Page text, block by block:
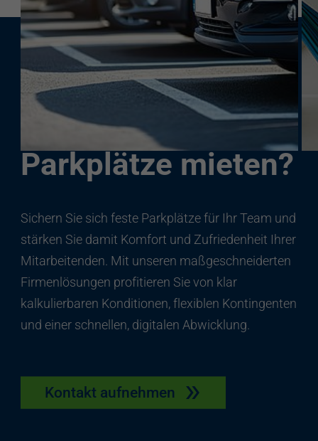
Sie möchten für
Ihre Mitarbeitende
Parkplätze mieten?
Sichern Sie sich feste Parkplätze für Ihr Team und
stärken Sie damit Komfort und Zufriedenheit Ihrer
Mitarbeitenden. Mit unseren maßgeschneiderten
Firmenlösungen profitieren Sie von klar
kalkulierbaren Konditionen, flexiblen Kontingenten
und einer schnellen, digitalen Abwicklung.
Kontakt aufnehmen